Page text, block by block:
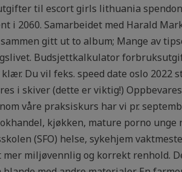
til escort girls lithuania
i 2060. Samarbeidet med Harald
gitt ut to album; Mange av
Budsjettkalkulator
Du vil feks. speed date oslo 2022
i skiver (dette er viktig!)
våre praksiskurs har vi pr.
kjøkken, mature porno unge
(SFO) helse, sykehjem
miljøvennlig og korrekt renhold.